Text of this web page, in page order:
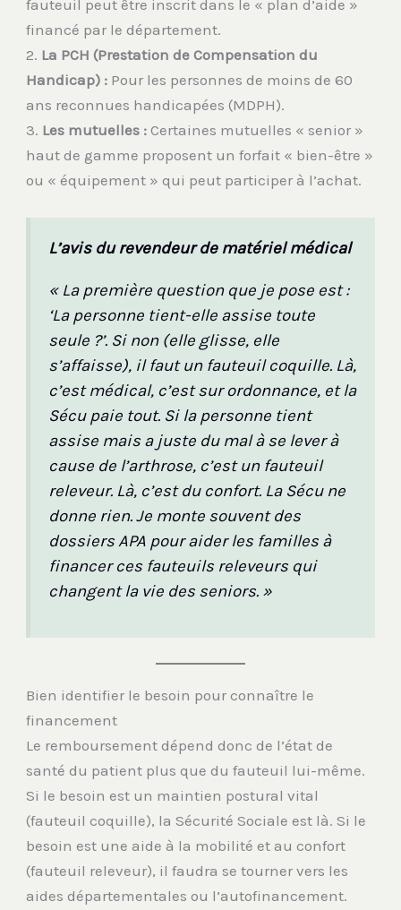
fauteuil peut être inscrit dans le « plan d’aide »
financé par le département.
2. La PCH (Prestation de Compensation du
Handicap) : Pour les personnes de moins de 60
ans reconnues handicapées (MDPH).
3. Les mutuelles : Certaines mutuelles « senior »
haut de gamme proposent un forfait « bien-être »
ou « équipement » qui peut participer à l’achat.
L’avis du revendeur de matériel médical
« La première question que je pose est :
‘La personne tient-elle assise toute
seule ?’. Si non (elle glisse, elle
s’affaisse), il faut un fauteuil coquille. Là,
c’est médical, c’est sur ordonnance, et la
Sécu paie tout. Si la personne tient
assise mais a juste du mal à se lever à
cause de l’arthrose, c’est un fauteuil
releveur. Là, c’est du confort. La Sécu ne
donne rien. Je monte souvent des
dossiers APA pour aider les familles à
financer ces fauteuils releveurs qui
changent la vie des seniors. »
Bien identifier le besoin pour connaître le
financement
Le remboursement dépend donc de l’état de
santé du patient plus que du fauteuil lui-même.
Si le besoin est un maintien postural vital
(fauteuil coquille), la Sécurité Sociale est là. Si le
besoin est une aide à la mobilité et au confort
(fauteuil releveur), il faudra se tourner vers les
aides départementales ou l’autofinancement.